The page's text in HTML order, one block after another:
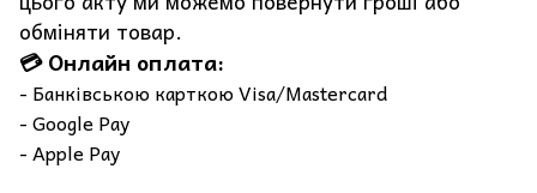
обміняти товар.
💳 Онлайн оплата:
- Банківською карткою Visa/Mastercard
- Google Pay
- Apple Pay